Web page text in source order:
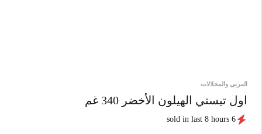
المربى والمخلالات
اول تيستي الهيلون الأخضر 340 غم
6 sold in last 8 hours